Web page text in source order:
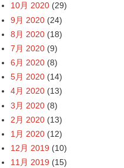
10月 2020 (29)
9月 2020 (24)
8月 2020 (18)
7月 2020 (9)
6月 2020 (8)
5月 2020 (14)
4月 2020 (13)
3月 2020 (8)
2月 2020 (13)
1月 2020 (12)
12月 2019 (10)
11月 2019 (15)